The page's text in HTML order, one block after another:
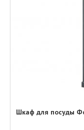
Шкаф для посуды